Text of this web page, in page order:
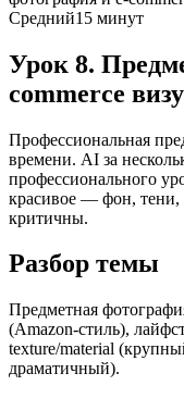
Средний15 минут
Урок 8.
commerce
Профессиональная
времени. AI за
профессионального
красивое — фон, тени,
критичны.
Разбор темы
Предметная
(Amazon-стиль),
texture/material
драматичный).